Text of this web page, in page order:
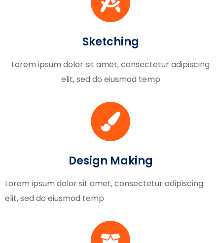
Sketching
Lorem ipsum dolor sit amet, consectetur adipiscing
elit, sed do eiusmod temp
Design Making
Lorem ipsum dolor sit amet, consectetur adipiscing
elit, sed do eiusmod temp